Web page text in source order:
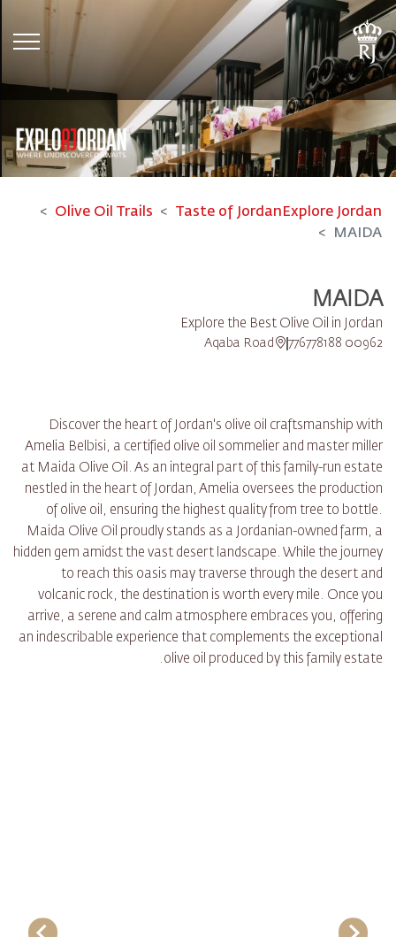
Explore Jordan
Taste of Jordan
Olive Oil Trails
MAIDA
MAIDA
Explore the Best Olive Oil in Jordan
00962 776778188
Aqaba Road
Discover the heart of Jordan's olive oil craftsmanship with
Amelia Belbisi, a certified olive oil sommelier and master miller
at Maida Olive Oil. As an integral part of this family-run estate
nestled in the heart of Jordan, Amelia oversees the production
of olive oil, ensuring the highest quality from tree to bottle.
Maida Olive Oil proudly stands as a Jordanian-owned farm, a
hidden gem amidst the vast desert landscape. While the journey
to reach this oasis may traverse through the desert and
volcanic rock, the destination is worth every mile. Once you
arrive, a serene and calm atmosphere embraces you, offering
an indescribable experience that complements the exceptional
olive oil produced by this family estate.